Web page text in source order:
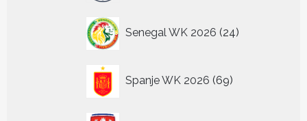
Senegal WK 2026 24
producten
Spanje WK 2026 69
producten